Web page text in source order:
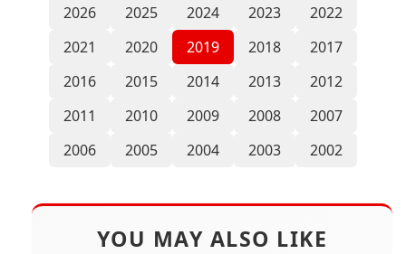
2026 2025 2024 2023
2022
2021
2020 2019 2018
2017
2016
2015 2014 2013
2012
2011
2010 2009 2008
2007
2006
2005 2004 2003 2002
YOU MAY ALSO LIKE